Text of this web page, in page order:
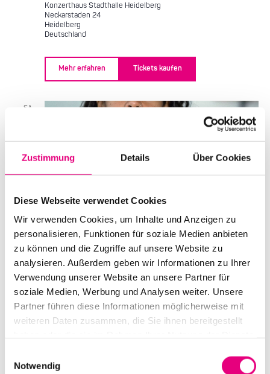
Zustimmung Details Über Cookies
Diese Webseite verwendet Cookies
Wir verwenden Cookies, um Inhalte und Anzeigen zu
personalisieren, Funktionen für soziale Medien anbieten
zu können und die Zugriffe auf unsere Website zu
analysieren. Außerdem geben wir Informationen zu Ihrer
Verwendung unserer Website an unsere Partner für
soziale Medien, Werbung und Analysen weiter. Unsere
Partner führen diese Informationen möglicherweise mit
weiteren Daten zusammen, die Sie ihnen bereitgestellt
Notwendig
Konzerthaus Stadthalle Heidelberg
Neckarstaden 24
Heidelberg
Deutschland
Mehr erfahren Tickets kaufen
SA.
Emilia Roig
Samstag, 3. Oktober 2026 ab 17:00